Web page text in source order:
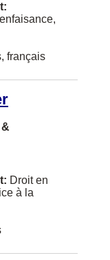
français
Droit en
à la